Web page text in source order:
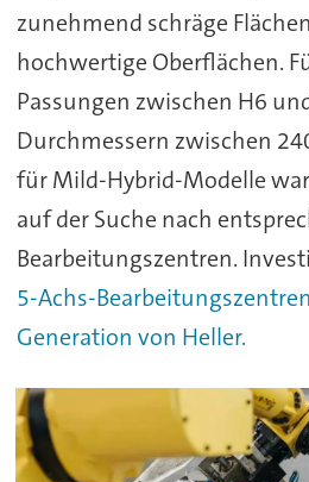
zunehmend schräge
hochwertige Oberflächen.
Passungen zwischen H6
Durchmessern zwischen
für Mild-Hybrid-Modelle
auf der Suche nach
Bearbeitungszentren.
5-Achs-
Generation von Heller.